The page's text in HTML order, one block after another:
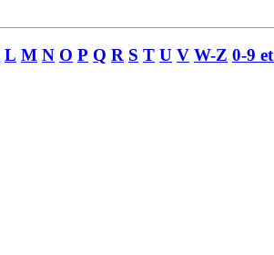
L M N O P Q R S T U V W-Z 0-9